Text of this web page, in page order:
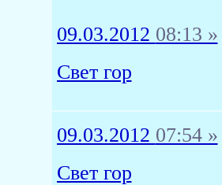
09.03.2012 08:13 »
Свет гор
09.03.2012 07:54 »
Свет гор